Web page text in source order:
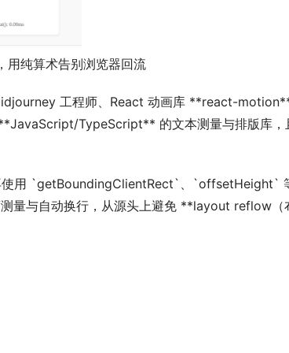
纯算术告别浏览器回流
工程师、React 动画库 **react-
TypeScript** 的文本测量与排版库，
使用 `getBoundingClientRect`、`offsetHeight`
量与自动换行，从源头上避免 **layout reflow（